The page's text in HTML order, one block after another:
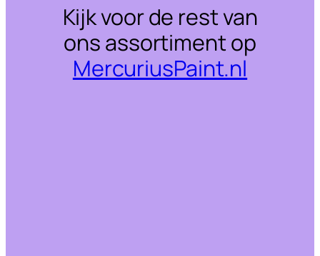
Kijk voor de rest van
ons assortiment op
MercuriusPaint.nl